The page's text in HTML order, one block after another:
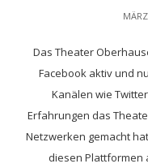
Das Theater
Facebook aktiv und
Kanälen wie
Erfahrungen das
Netzwerken gemacht
diesen